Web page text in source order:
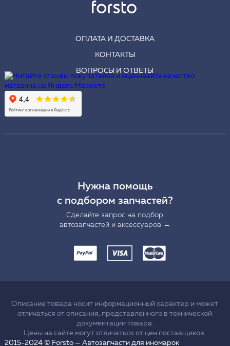
ОПЛАТА И ДОСТАВКА
КОНТАКТЫ
ВОПРОСЫ И ОТВЕТЫ
Нужна помощь
с подбором запчастей?
Сделайте запрос на подбор
автозапчастей и аксессуаров →
Описание товара носит информационный характер и может
отличаться от описания, представленного в технической
документации товара.
Цены на сайте могут отличаться от цен поставщиков.
2015-2024 © Forsto — Автозапчасти для иномарок